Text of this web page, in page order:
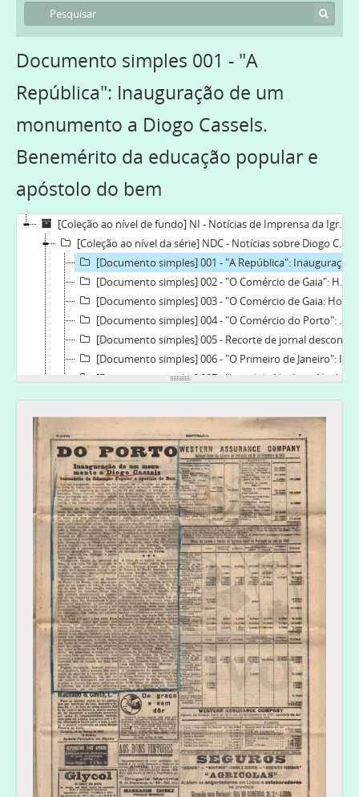
Documento simples 001 - "A
República": Inauguração de um
monumento a Diogo Cassels.
Benemérito da educação popular e
apóstolo do bem
[Coleção ao nível de fundo] NI - Notícias de Imprensa da Igreja Lusitana, 1912-1993-10-31
[Coleção ao nível da série] NDC - Notícias sobre Diogo Cassels, 1922-12-26-1944-11-02
[Documento simples] 001 - "A República": Inauguração de um monumento a Diogo Cassels. Benemérito da educação popular e apóstolo do bem, 1936-04-09
[Documento simples] 002 - "O Comércio de Gaia": Homenagem a Diogo Cassels, 1938-04-10
[Documento simples] 003 - "O Comércio de Gaia: Homenagem a Diogo Cassels, 1936
[Documento simples] 004 - "O Comércio do Porto": Homenagem a Diogo Cassels, 1938
[Documento simples] 005 - Recorte de jornal desconhecido: Homenagem a Diogo Cassels, 1936-1936
[Documento simples] 006 - "O Primeiro de Janeiro": Inauguração, em Gaia, do monumento a Diogo Cassels. Benemérito da educação escolar, 1936
[Documento simples] 007 - "Jornal de Notícias: Notícias de Gaia. Ainda a homenagem a Diogo Cassels, 1938
[Documento simples] 008 - "Portugal Novo": Gaia. Diogo Cassels, 1944
[Documento simples] 009 - [Notícias do centenário de Diogo Cassels], 1944-11-02
[Documento simples] 010 - "Jornal de Notícias": Em Gaia foi prestada homenagem a Diogo Cassels, 1944-04-11
[Documento simples] 011 - "O Primeiro de Janeiro": Diogo Cassels, insigne filantropo e benemérito da instrução popular, 1944-11-05
[Documento simples] 012 - "O Primeiro de Janeiro": A entrega a comenda da Ordem de Cristo ao benemérito Diogo Cassels, 1922-12-26
[Documento simples] 013 - Recorte de jornal desconhecido: Diogo Cassels e a sua obra em prol da instrução, 1936-10
[Documento simples] 014 - "O Comércio de Gaia". Homenagem a Diogo Cassels, 1938-04-10
[Coleção ao nível da série] NP - Notícias relacionadas com a Igreja Lusitana, [19--]
[Coleção ao nível da série] NESC - Notícias sobre Escotismo e Escuteiros, [1930]-1957-02-21
[Coleção ao nível da série] LRSP - [Livro de recortes de jornais da Igreja de S. Paulo], 1935-08-24-1993-10-31
[Coleção ao nível da série] NETP - Notícias das Escolas do Torne e do Prado, 1927-1961
[Série] NCG - Notícias do Comércio de Gaia sobre Diogo Cassels, 1937-1938